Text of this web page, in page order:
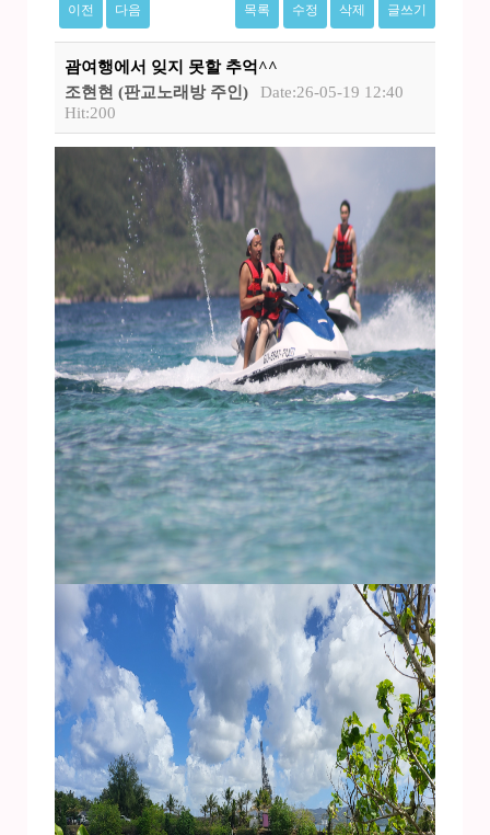
이전 다음 목록 수정 삭제 글쓰기
괌여행에서 잊지 못할 추억^^
조현현 (판교노래방 주인)
Date:26-05-19 12:40
Hit:200